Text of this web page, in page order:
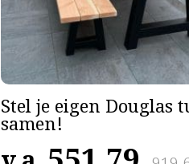
Stel je eigen Douglas
samen!